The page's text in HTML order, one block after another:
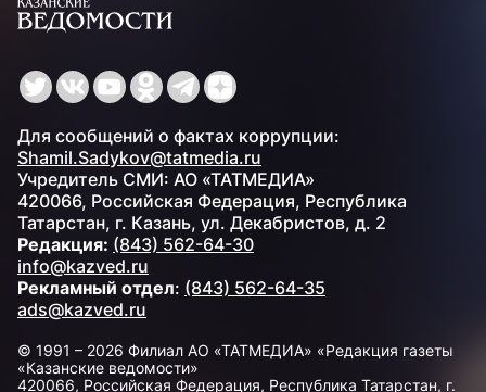
Для сообщений о фактах коррупции:
Shamil.Sadykov@tatmedia.ru
Учредитель СМИ: АО «ТАТМЕДИА»
420066, Российская Федерация, Республика
Татарстан, г. Казань, ул. Декабристов, д. 2
Редакция: (843) 562-64-30
info@kazved.ru
Рекламный отдел: (843) 562-64-35
ads@kazved.ru
© 1991 – 2026 Филиал АО «ТАТМЕДИА» «Редакция газеты
«Казанские ведомости»
420066, Российская Федерация, Республика Татарстан, г.